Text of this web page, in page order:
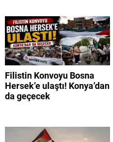
Filistin Konvoyu Bosna
Hersek’e ulaştı! Konya’dan
da geçecek